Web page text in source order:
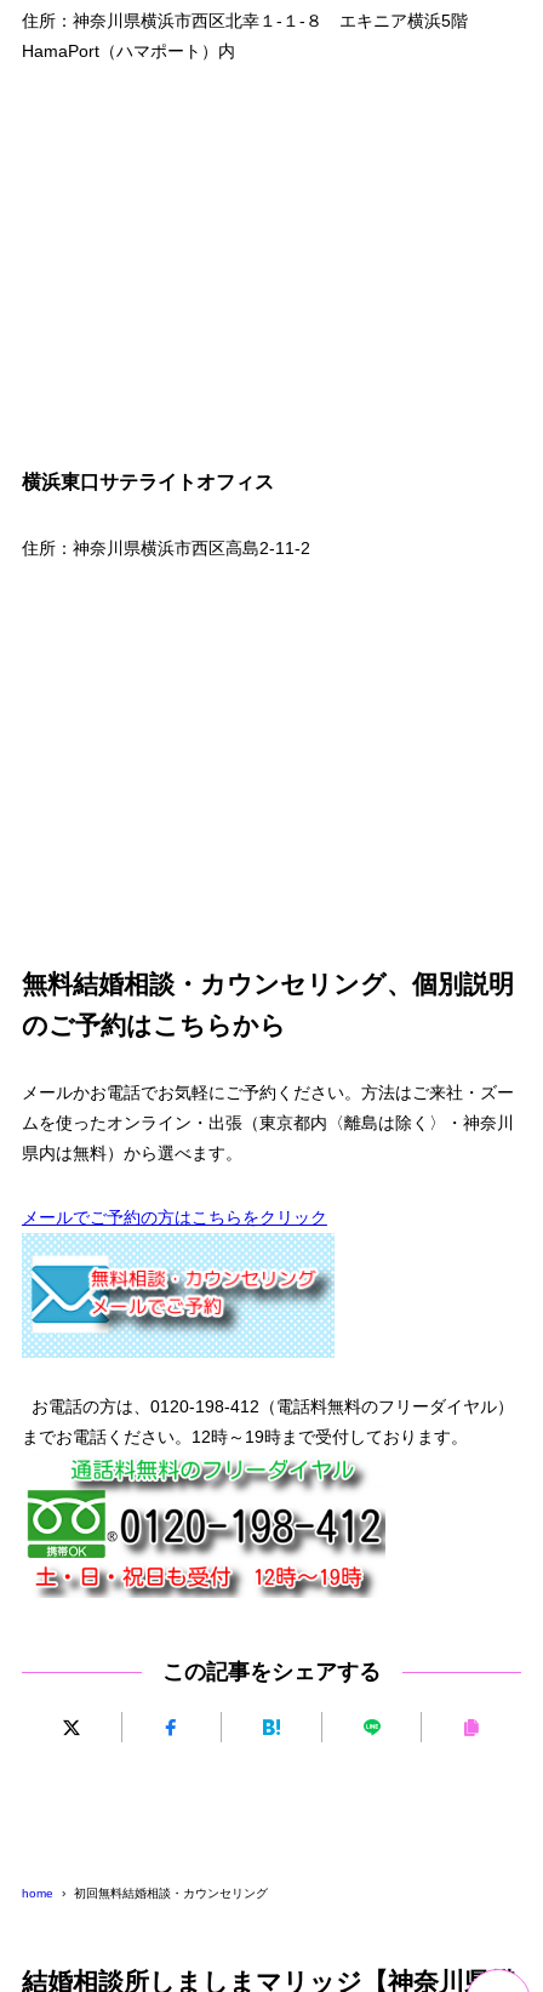
住所：神奈川県横浜市西区北幸１-１-８ エキニア横浜5階
HamaPort（ハマポート）内
横浜東口サテライトオフィス
住所：神奈川県横浜市西区高島2-11-2
無料結婚相談・カウンセリング、個別説明
のご予約はこちらから
メールかお電話でお気軽にご予約ください。方法はご来社・ズー
ムを使ったオンライン・出張（東京都内〈離島は除く〉・神奈川
県内は無料）から選べます。
メールでご予約の方はこちらをクリック
お電話の方は、0120-198-412（電話料無料のフリーダイヤル）
までお電話ください。12時～19時まで受付しております。
この記事をシェアする
home 初回無料結婚相談・カウンセリング
結婚相談所しましまマリッジ【神奈川県横